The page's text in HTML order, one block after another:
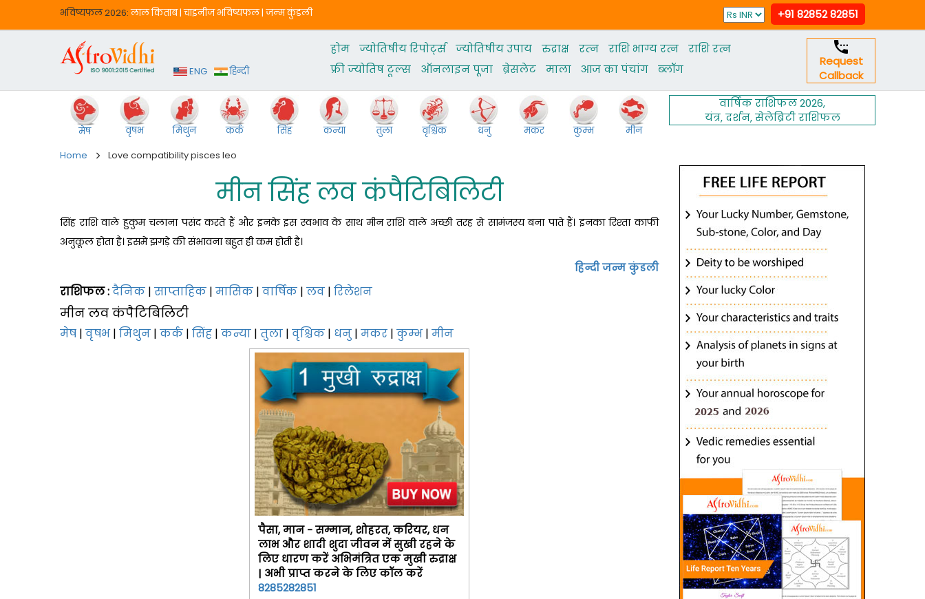
भविष्‍यफल 2026:लाल किताब| चाइनीज भविष्‍यफल| जन्‍म कुंडली +91 82852 82851
ENG हिन्दी
होम ज्योतिषीय रिपोर्ट्स ज्‍योतिषीय उपाय रुद्राक्ष रत्‍न राशि भाग्य रत्न
राशि रत्न
फ्री ज्‍योतिष टूल्‍स
ऑनलाइन पूजा ब्रेसलेट माला आज का पंचांग ब्‍लॉग
Request
Callback
मेष वृषभ मिथुन कर्क सिंह कन्या तुला वृश्चिक धनु मकर कुम्भ मीन
वार्षिक राशिफल 2026,
यंत्र,दर्शन,सेलेब्रिटी राशिफल
Home Love compatibility pisces leo
मीन सिंह लव कंपैटिबिलिटी
सिंह राशि वाले हुकुम चलाना पसंद करते हैं और इनके इस स्‍वभाव के साथ मीन राशि वाले अच्‍छी तरह से सामंजस्‍य बना पाते हैं। इनका रिश्‍ता काफी
अनुकूल होता है। इसमें झगड़े की संभावना बहुत ही कम होती है।
हिन्दी जन्म कुंडली
राशिफल :दैनिक | साप्‍ताहिक | मासिक | वार्षिक | लव | रिलेशन
मीन लव कंपैटिबिलिटी
मेष | वृषभ| मिथुन | कर्क | सिंह | कन्या | तुला | वृश्चिक | धनु | मकर | कुम्भ| मीन
पैसा, मान - सम्मान, शोहरत, करियर, धन
लाभ और शादी शुदा जीवन में सुखी रहने के
लिए धारण करें अभिमंत्रित एक मुखी रुद्राक्ष
| अभी प्राप्त करने के लिए कॉल करें
8285282851